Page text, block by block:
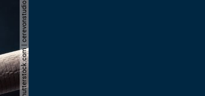
© shutterstock.com | cerevonstudio